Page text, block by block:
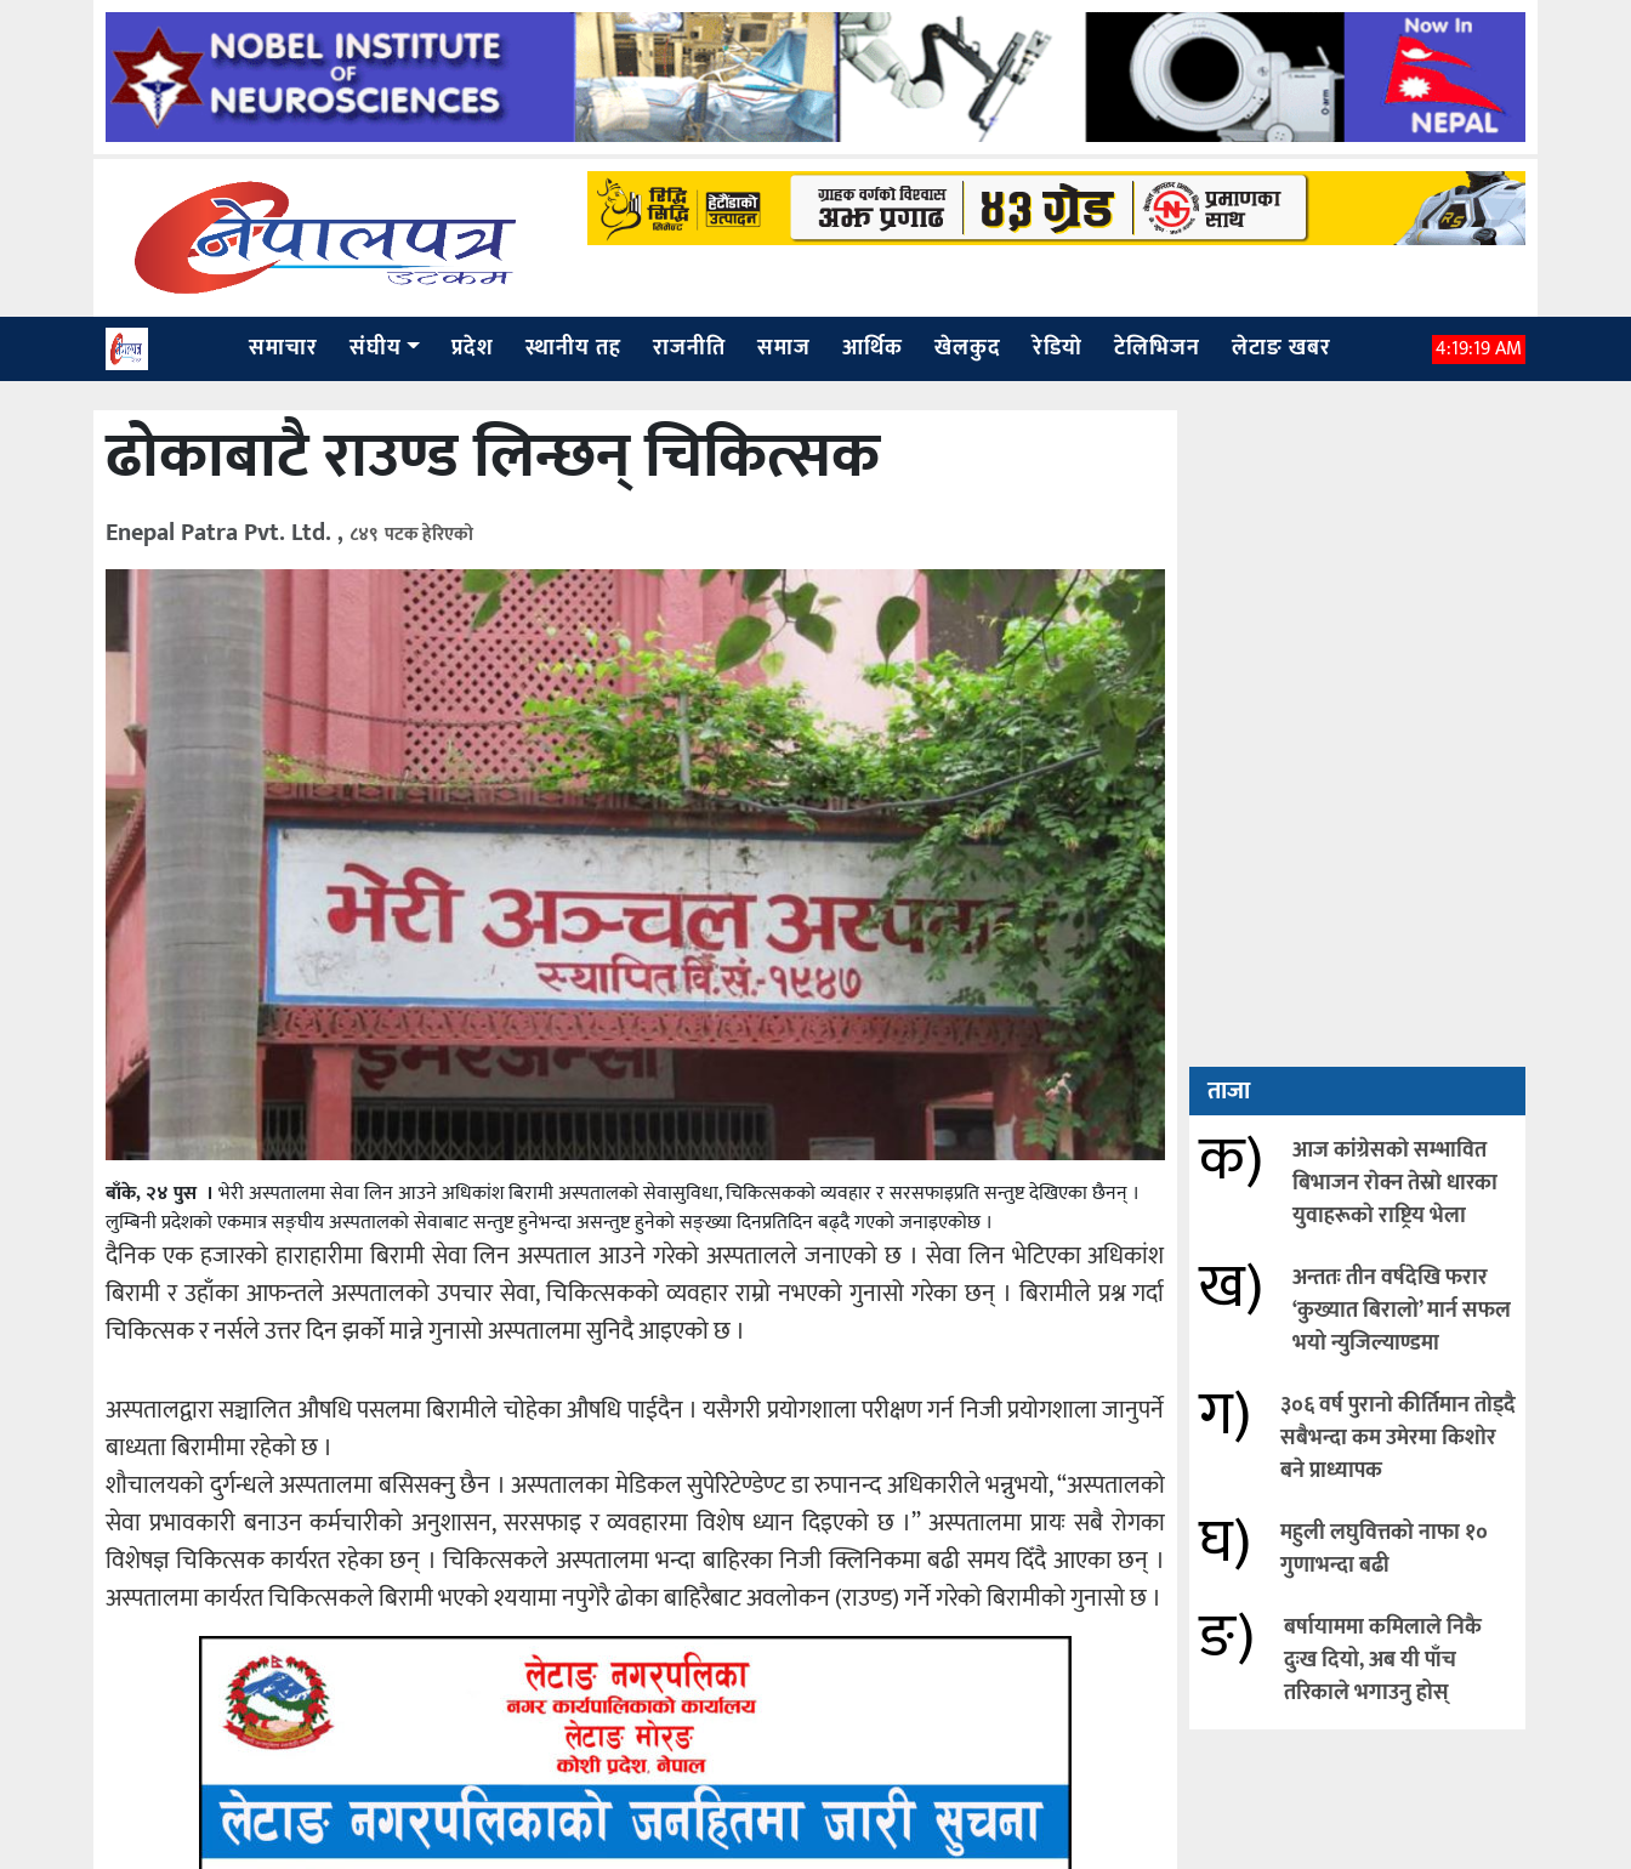
समाचार संघीय प्रदेश स्थानीय तह राजनीति समाज आर्थिक खेलकुद रेडियाे टेलिभिजन लेटाङ खबर 4:19:20 AM
ढोकाबाटै राउण्ड लिन्छन् चिकित्सक
Enepal Patra Pvt. Ltd. , ८४९ पटक हेरिएको
बाँके, २४ पुस । भेरी अस्पतालमा सेवा लिन आउने अधिकांश बिरामी अस्पतालको सेवासुविधा, चिकित्सकको व्यवहार र सरसफाइप्रति सन्तुष्ट देखिएका छैनन् ।
लुम्बिनी प्रदेशको एकमात्र सङ्घीय अस्पतालको सेवाबाट सन्तुष्ट हुनेभन्दा असन्तुष्ट हुनेको सङ्ख्या दिनप्रतिदिन बढ्दै गएको जनाइएकोछ ।
दैनिक एक हजारको हाराहारीमा बिरामी सेवा लिन अस्पताल आउने गरेको अस्पतालले जनाएको छ । सेवा लिन भेटिएका अधिकांश
बिरामी र उहाँका आफन्तले अस्पतालको उपचार सेवा, चिकित्सकको व्यवहार राम्रो नभएको गुनासो गरेका छन् । बिरामीले प्रश्न गर्दा
चिकित्सक र नर्सले उत्तर दिन झर्को मान्ने गुनासो अस्पतालमा सुनिदै आइएको छ ।
अस्पतालद्वारा सञ्चालित औषधि पसलमा बिरामीले चोहेका औषधि पाईदैन । यसैगरी प्रयोगशाला परीक्षण गर्न निजी प्रयोगशाला जानुपर्ने
बाध्यता बिरामीमा रहेको छ ।
शौचालयको दुर्गन्धले अस्पतालमा बसिसक्नु छैन । अस्पतालका मेडिकल सुपेरिटेण्डेण्ट डा रुपानन्द अधिकारीले भन्नुभयो, “अस्पतालको
सेवा प्रभावकारी बनाउन कर्मचारीको अनुशासन, सरसफाइ र व्यवहारमा विशेष ध्यान दिइएको छ ।” अस्पतालमा प्रायः सबै रोगका
विशेषज्ञ चिकित्सक कार्यरत रहेका छन् । चिकित्सकले अस्पतालमा भन्दा बाहिरका निजी क्लिनिकमा बढी समय दिँदै आएका छन् ।
अस्पतालमा कार्यरत चिकित्सकले बिरामी भएको श्ययामा नपुगेरै ढोका बाहिरैबाट अवलोकन (राउण्ड) गर्ने गरेको बिरामीको गुनासो छ ।
ताजा
क)
आज कांग्रेसकाे सम्भावित
बिभाजन राेक्न तेस्राे धारका
युवाहरूकाे राष्ट्रिय भेला
ख)
अन्ततः तीन वर्षदेखि फरार
‘कुख्यात बिरालो’ मार्न सफल
भयो न्युजिल्याण्डमा
ग)
३०६ वर्ष पुरानो कीर्तिमान तोड्दै
सबैभन्दा कम उमेरमा किशाेर
बने प्राध्यापक
घ)
महुली लघुवित्तको नाफा १०
गुणाभन्दा बढी
ङ)
बर्षायाममा कमिलाले निकै
दुःख दियो, अब यी पाँच
तरिकाले भगाउनु होस्